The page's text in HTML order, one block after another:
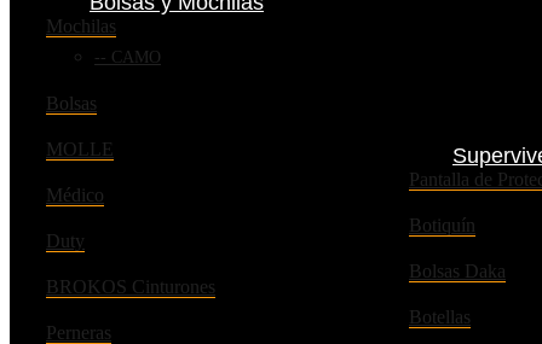
Mochilas
CAMO
Bolsas
MOLLE
Médico
Duty
BROKOS Cinturones
Perneras
Pantalla de
Botiquín
Bolsas Daka
Botellas